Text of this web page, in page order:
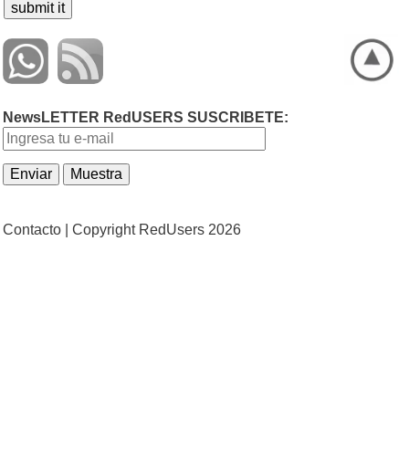
NewsLETTER RedUSERS SUSCRIBETE:
Contacto | Copyright RedUsers 2026